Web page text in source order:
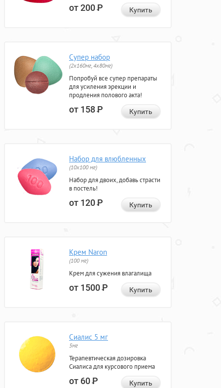
от 200Р Купить
Супер набор
(2х160мг, 4х80мг)
Попробуй все супер препараты
для усиления эрекции и
продления полового акта!
от 158Р Купить
Набор для влюбленных
(10х100 мг)
Набор для двоих, добавь страсти
в постель!
от 120Р Купить
Крем Naron
(100 мг)
Крем для сужения влагалища
от 1500Р Купить
Сиалис 5 мг
5мг
Терапевтическая дозировка
Сиалиса для курсового приема
от 60Р Купить